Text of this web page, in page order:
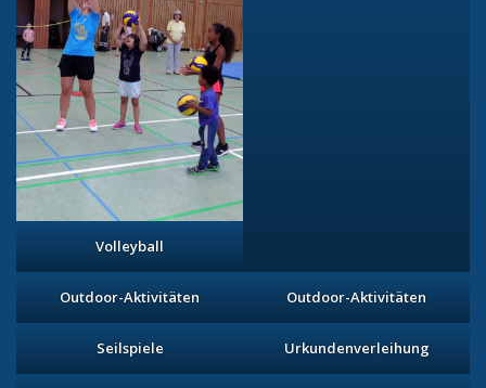
Volleyball
Outdoor-Aktivitäten Outdoor-Aktivitäten
Seilspiele Urkundenverleihung